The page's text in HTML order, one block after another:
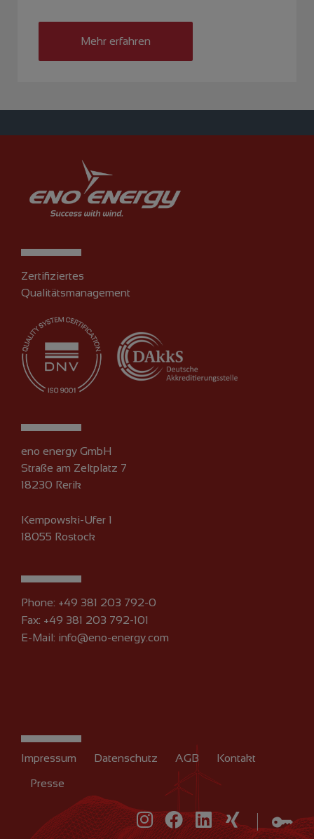
Mehr erfahren
Zertifiziertes
Qualitätsmanagement
eno energy GmbH
Straße am Zeltplatz 7
18230 Rerik
Kempowski-Ufer 1
18055 Rostock
Phone: +49 381 203 792-0
Fax: +49 381 203 792-101
E-Mail: info@eno-energy.com
Impressum Datenschutz AGB Kontakt
Presse